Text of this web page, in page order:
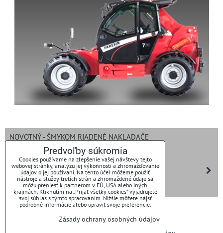
NOVOTNÝ - ŠMYKOM RIADENÉ NAKLADAČE
ROZDRUŽOVAČE BALÍKOV ROMET
SGARIBOLDI - KŔMNE VOZY
BORAN DRONES
Predvoľby súkromia
Cookies používame na zlepšenie vašej návštevy tejto
webovej stránky, analýzu jej výkonnosti a zhromažďovanie
údajov o jej používaní. Na tento účel môžeme použiť
nástroje a služby tretích strán a zhromaždené údaje sa
môžu preniesť k partnerom v EÚ, USA alebo iných
krajinách. Kliknutím na „Prijať všetky cookies“ vyjadrujete
svoj súhlas s týmto spracovaním. Nižšie môžete nájsť
podrobné informácie alebo upraviť svoje preferencie.
Zásady ochrany osobných údajov